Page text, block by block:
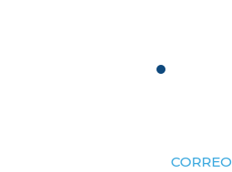
CORREO